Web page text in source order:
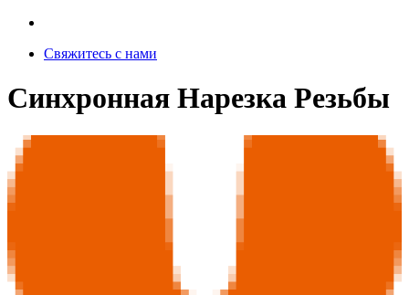
Свяжитесь с нами
Синхронная Нарезка Резьбы